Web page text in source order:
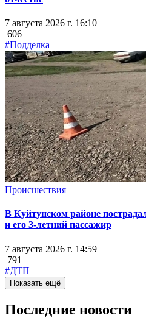
7 августа 2026 г. 16:10
606
#Подделка
Происшествия
В Куйтунском районе
и его 3-летний пассажир
7 августа 2026 г. 14:59
791
#ДТП
Показать ещё
Последние новости